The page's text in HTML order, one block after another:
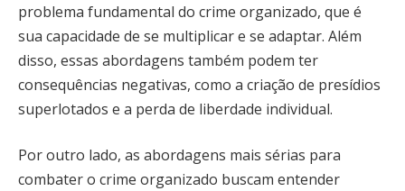
problema fundamental do crime organizado, que é
sua capacidade de se multiplicar e se adaptar. Além
disso, essas abordagens também podem ter
consequências negativas, como a criação de presídios
superlotados e a perda de liberdade individual.
Por outro lado, as abordagens mais sérias para
combater o crime organizado buscam entender